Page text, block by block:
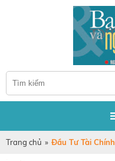
Trang chủ » Đầu Tư Tài Chính